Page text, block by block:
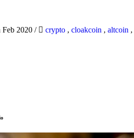
Feb 2020 / crypto , cloakcoin , altcoin ,